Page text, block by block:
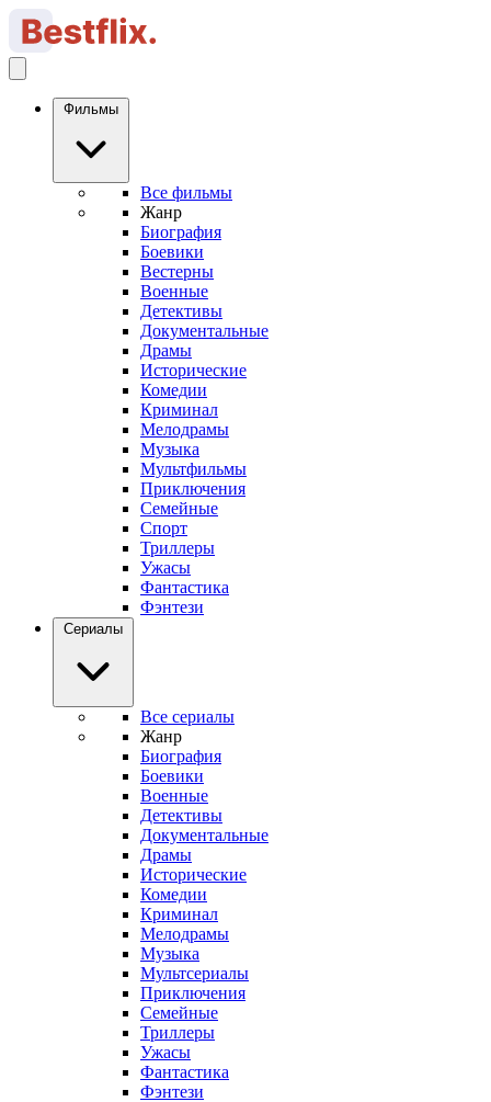
Фильмы
Все фильмы
Жанр
Биография
Боевики
Вестерны
Военные
Детективы
Документальные
Драмы
Исторические
Комедии
Криминал
Мелодрамы
Музыка
Мультфильмы
Приключения
Семейные
Спорт
Триллеры
Ужасы
Фантастика
Фэнтези
Сериалы
Все сериалы
Жанр
Биография
Боевики
Военные
Детективы
Документальные
Драмы
Исторические
Комедии
Криминал
Мелодрамы
Музыка
Мультсериалы
Приключения
Семейные
Триллеры
Ужасы
Фантастика
Фэнтези